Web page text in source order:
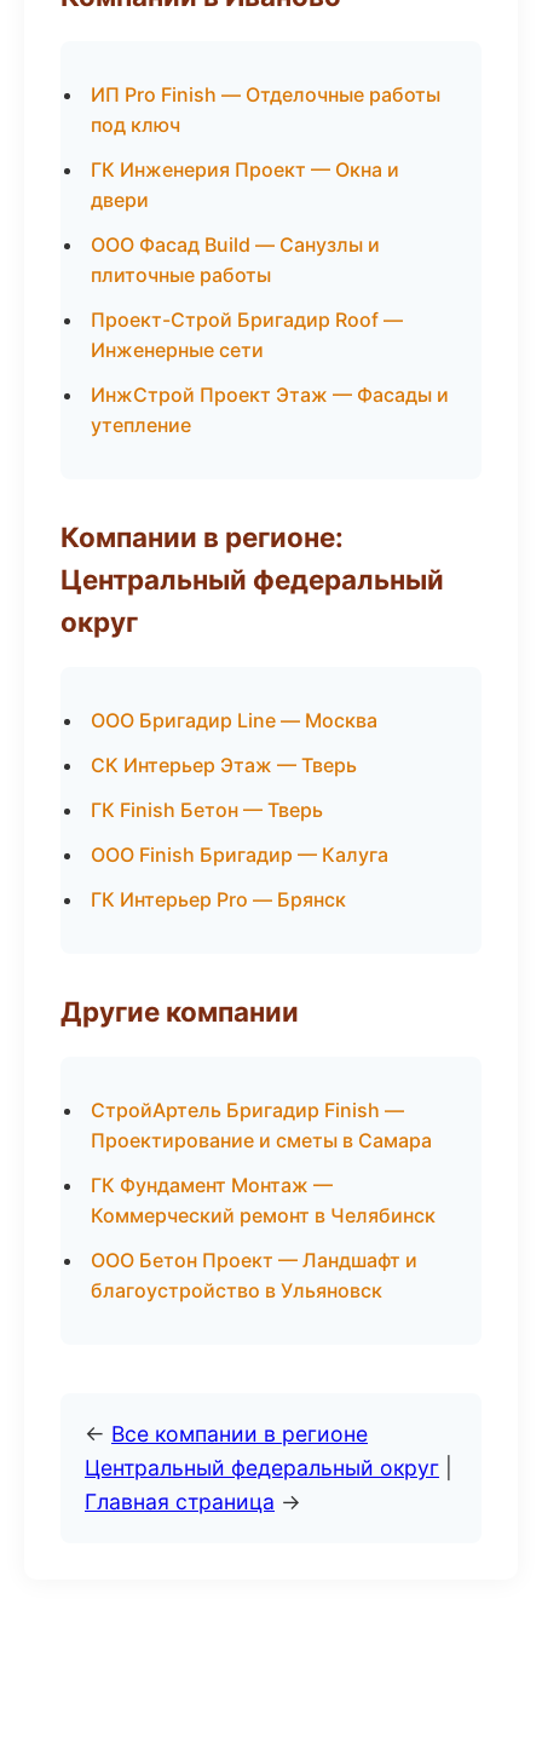
ИП Pro Finish — Отделочные работы
под ключ
ГК Инженерия Проект — Окна и
двери
ООО Фасад Build — Санузлы и
плиточные работы
Проект-Строй Бригадир Roof —
Инженерные сети
ИнжСтрой Проект Этаж — Фасады и
утепление
Компании в регионе:
Центральный федеральный
округ
ООО Бригадир Line — Москва
СК Интерьер Этаж — Тверь
ГК Finish Бетон — Тверь
ООО Finish Бригадир — Калуга
ГК Интерьер Pro — Брянск
Другие компании
СтройАртель Бригадир Finish —
Проектирование и сметы в Самара
ГК Фундамент Монтаж —
Коммерческий ремонт в Челябинск
ООО Бетон Проект — Ландшафт и
благоустройство в Ульяновск
← Все компании в регионе
Центральный федеральный округ
Главная страница →